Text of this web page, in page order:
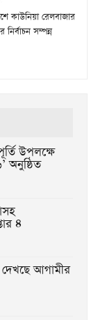
কাউনিয়া রেলবাজার
সম্পন্ন
উপলক্ষে
অনুষ্ঠিত
৪
আগামীর